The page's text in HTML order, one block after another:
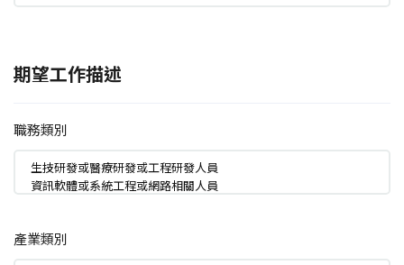
期望工作描述
職務類別
產業類別